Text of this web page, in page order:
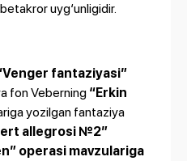
uyg‘unligidir.
fantaziyasi”
fon Veberning “Erkin
yozilgan fantaziya
allegrosi №2”
operasi mavzulariga